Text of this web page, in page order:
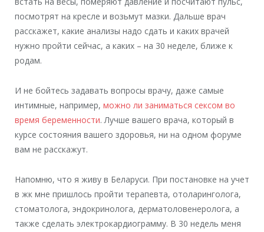
посмотрят на кресле и возьмут мазки. Дальше врач
расскажет, какие анализы надо сдать и каких врачей
нужно пройти сейчас, а каких – на 30 неделе, ближе к
родам.
И не бойтесь задавать вопросы врачу, даже самые
интимные, например, можно ли заниматься сексом во
время беременности. Лучше вашего врача, который в
курсе состояния вашего здоровья, ни на одном форуме
вам не расскажут.
Напомню, что я живу в Беларуси. При постановке на учет
в жк мне пришлось пройти терапевта, отоларинголога,
стоматолога, эндокринолога, дерматоловенеролога, а
также сделать электрокардиограмму. В 30 недель меня